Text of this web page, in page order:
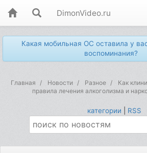
DimonVideo.ru
Какая мобильная ОС оставила у
воспоминания?
Главная Новости Разное
Как
правила лечения алкоголизма и
категории RSS